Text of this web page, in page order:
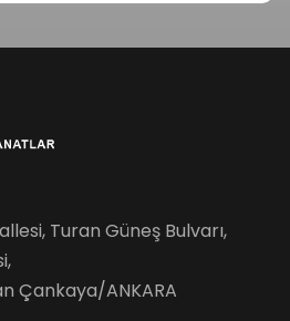
Turan Güneş Bulvarı,
Çankaya/ANKARA